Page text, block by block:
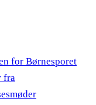
for Børnesporet
fra